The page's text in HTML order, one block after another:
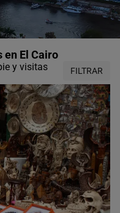
en El Cairo
y visitas
FILTRAR